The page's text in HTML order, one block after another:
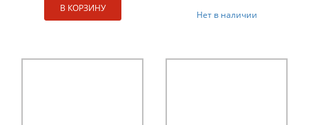
В КОРЗИНУ
Нет в наличии